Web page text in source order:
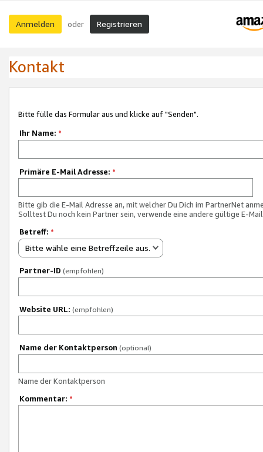
Anmelden oder Registrieren
Kontakt
Bitte fülle das Formular aus und klicke auf "Senden".
Ihr Name: *
Primäre E-Mail Adresse: *
Bitte gib die E-Mail Adresse an, mit welcher Du Dich im PartnerNet
Solltest Du noch kein Partner sein, verwende eine andere gültige E-
Betreff: *
Bitte wähle eine Betreffzeile aus.
Partner-ID (empfohlen)
Website URL: (empfohlen)
Name der Kontaktperson (optional)
Name der Kontaktperson
Kommentar: *